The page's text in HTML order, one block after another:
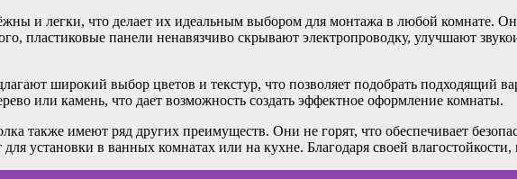
и легки, что делает их идеальным выбором для монтажа в любой комнате.
пластиковые панели ненавязчиво скрывают электропроводку, улучшают
широкий выбор цветов и текстур, что позволяет подобрать подходящий
или камень, что дает возможность создать эффектное оформление комнаты.
также имеют ряд других преимуществ. Они не горят, что обеспечивает
установки в ванных комнатах или на кухне. Благодаря своей